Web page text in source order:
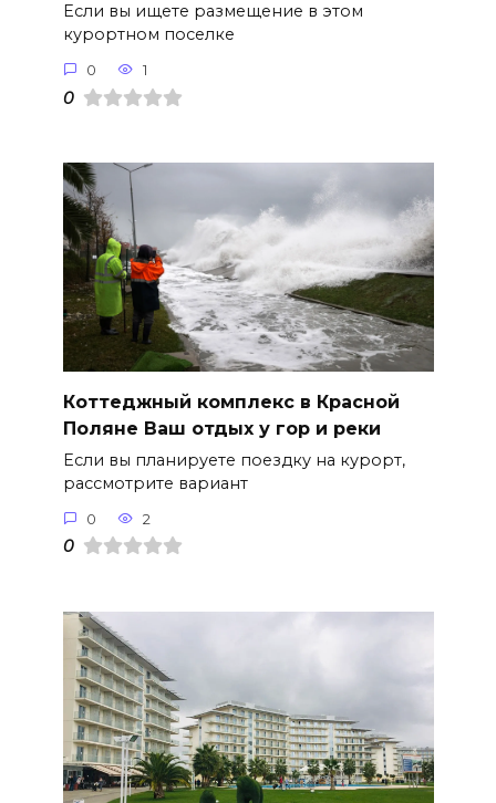
Если вы ищете размещение в этом
курортном поселке
0 1
0
Коттеджный комплекс в Красной
Поляне Ваш отдых у гор и реки
Если вы планируете поездку на курорт,
рассмотрите вариант
0 2
0